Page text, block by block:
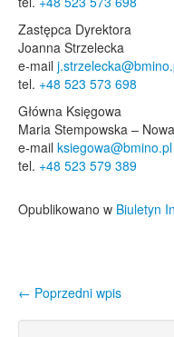
Zastępca Dyrektora
Joanna Strzelecka
e-mail
tel. +48 523 573 698
Główna Księgowa
Maria Stempowska –
e-mail ksiegowa@bmino.pl
tel. +48 523 579 389
Opublikowano w Biuletyn
Nawigacja
← Poprzedni wpis